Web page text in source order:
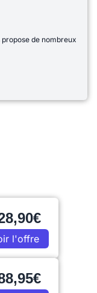
de nombreux
l'offre